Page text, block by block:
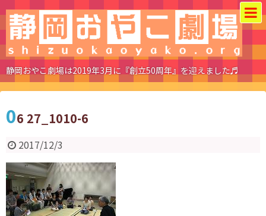
静岡おやこ劇場は2019年3月に『創立50周年』を迎えました♬
06 27_1010-6
2017/12/3